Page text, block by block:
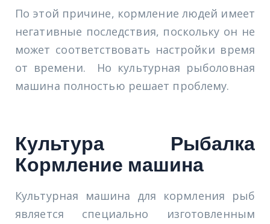
По этой причине, кормление людей имеет
негативные последствия, поскольку он не
может соответствовать настройки время
от времени. Но культурная рыболовная
машина полностью решает проблему.
Культура Рыбалка
Кормление машина
Культурная машина для кормления рыб
является специально изготовленным